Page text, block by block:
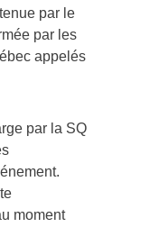
par le
par les
appelés
par la SQ
moment